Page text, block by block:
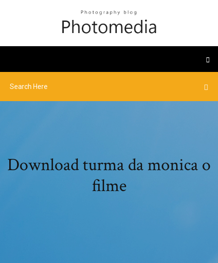
Download turma da monica o
filme